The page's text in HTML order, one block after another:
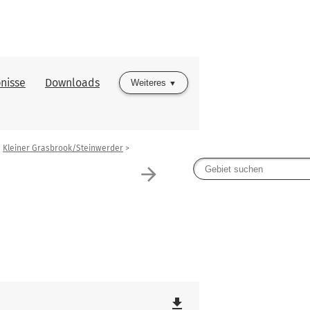
Downloads Weiteres
arrow_forward
Kleiner Grasbrook/Steinwerder
file_download